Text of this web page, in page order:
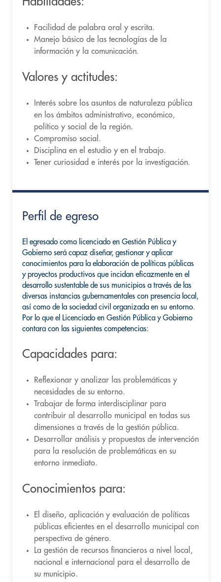
Facilidad de palabra oral y escrita.
Manejo básico de las tecnologías de la
información y la comunicación.
Valores y actitudes:
Interés sobre los asuntos de naturaleza pública
en los ámbitos administrativo, económico,
político y social de la región.
Compromiso social.
Disciplina en el estudio y en el trabajo.
Tener curiosidad e interés por la investigación.
Perfil de egreso
El egresado como licenciado en Gestión Pública y
Gobierno será capaz diseñar, gestionar y aplicar
conocimientos para la elaboración de políticas públicas
y proyectos productivos que incidan eficazmente en el
desarrollo sustentable de sus municipios a través de las
diversas instancias gubernamentales con presencia local,
así como de la sociedad civil organizada en su entorno.
Por lo que el Licenciado en Gestión Pública y Gobierno
contara con las siguientes competencias:
Capacidades para:
Reflexionar y analizar las problemáticas y
necesidades de su entorno.
Trabajar de forma interdisciplinar para
contribuir al desarrollo municipal en todas sus
dimensiones a través de la gestión pública.
Desarrollar análisis y propuestas de intervención
para la resolución de problemáticas en su
entorno inmediato.
Conocimientos para:
El diseño, aplicación y evaluación de políticas
públicas eficientes en el desarrollo municipal con
perspectiva de género.
La gestión de recursos financieros a nivel local,
nacional e internacional para el desarrollo de
su municipio.